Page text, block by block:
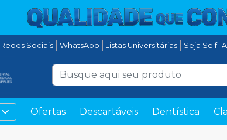
Redes Sociais WhatsApp Listas Universitárias Seja Self-
Ofertas Descartáveis Dentística